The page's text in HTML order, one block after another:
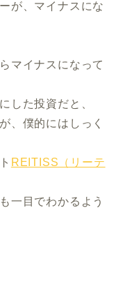
が、マイナスにな
マイナスになって
した投資だと、
、僕的にはしっく
REITISS（リーテ
一目でわかるよう